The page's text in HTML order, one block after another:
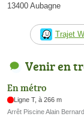
13400 Aubagne
Trajet
Venir en
En métro
Ligne T, à 266 m
Arrêt Piscine Alain